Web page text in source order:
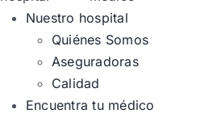
Nuestro hospital
Quiénes Somos
Aseguradoras
Calidad
Encuentra tu médico